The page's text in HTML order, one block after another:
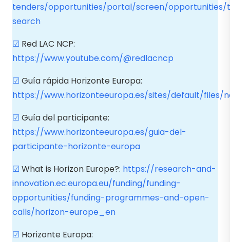
tenders/opportunities/portal/screen/
search
☑ Red LAC NCP:
https://www.youtube.com/@redlacncp
☑ Guía rápida Horizonte Europa:
https://www.horizonteeuropa.es/sites/default/files/
☑ Guía del participante:
https://www.horizonteeuropa.es/guia-del-
participante-horizonte-europa
☑ What is Horizon Europe?: https://research-and-
innovation.ec.europa.eu/funding/funding-
opportunities/funding-programmes-and-open-
calls/horizon-europe_en
☑ Horizonte Europa: